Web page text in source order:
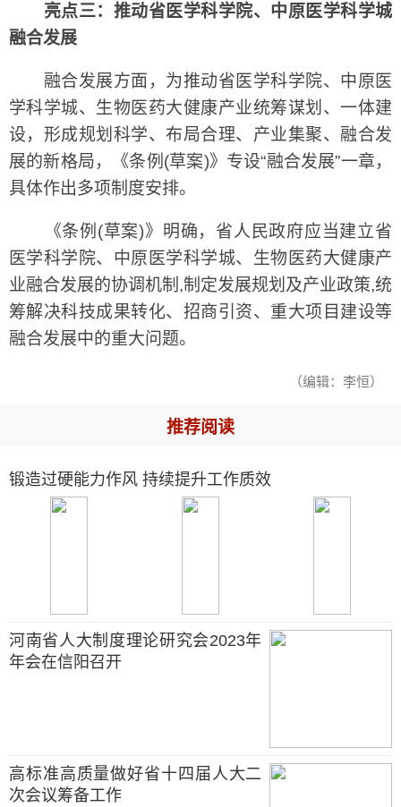
亮点三：推动省医学科学院、中原医学科学城
融合发展
融合发展方面，为推动省医学科学院、中原医
学科学城、生物医药大健康产业统筹谋划、一体建
设，形成规划科学、布局合理、产业集聚、融合发
展的新格局，《条例(草案)》专设“融合发展”一章，
具体作出多项制度安排。
《条例(草案)》明确，省人民政府应当建立省
医学科学院、中原医学科学城、生物医药大健康产
业融合发展的协调机制,制定发展规划及产业政策,统
筹解决科技成果转化、招商引资、重大项目建设等
融合发展中的重大问题。
（编辑：李恒）
推荐阅读
锻造过硬能力作风 持续提升工作质效
河南省人大制度理论研究会2023年
年会在信阳召开
高标准高质量做好省十四届人大二
次会议筹备工作